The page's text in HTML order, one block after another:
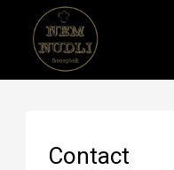
Contact